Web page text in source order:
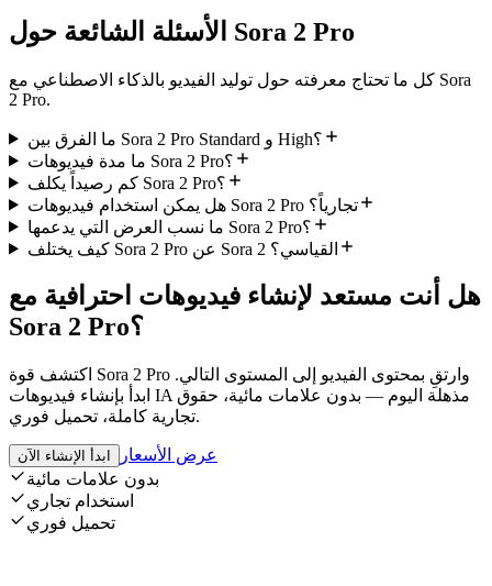
الأسئلة الشائعة حول Sora 2 Pro
كل ما تحتاج معرفته حول توليد الفيديو بالذكاء الاصطناعي مع Sora
2 Pro.
ما الفرق بين Sora 2 Pro Standard و High؟
ما مدة فيديوهات Sora 2 Pro؟
كم رصيداً يكلف Sora 2 Pro؟
هل يمكن استخدام فيديوهات Sora 2 Pro تجارياً؟
ما نسب العرض التي يدعمها Sora 2 Pro؟
كيف يختلف Sora 2 Pro عن Sora 2 القياسي؟
هل أنت مستعد لإنشاء فيديوهات احترافية مع
Sora 2 Pro؟
اكتشف قوة Sora 2 Pro وارتقِ بمحتوى الفيديو إلى المستوى التالي.
ابدأ بإنشاء فيديوهات IA مذهلة اليوم — بدون علامات مائية، حقوق
تجارية كاملة، تحميل فوري.
ابدأ الإنشاء الآن
عرض الأسعار
بدون علامات مائية
استخدام تجاري
تحميل فوري